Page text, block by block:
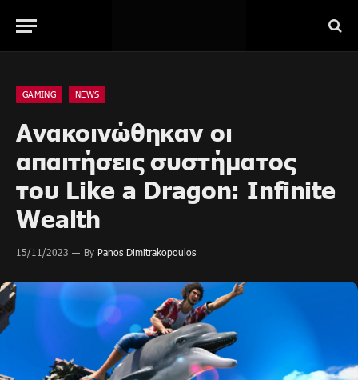
GAMING NEWS
Ανακοινώθηκαν οι
απαιτήσεις συστήματος
του Like a Dragon: Infinite
Wealth
15/11/2023 By Panos Dimitrakopoulos